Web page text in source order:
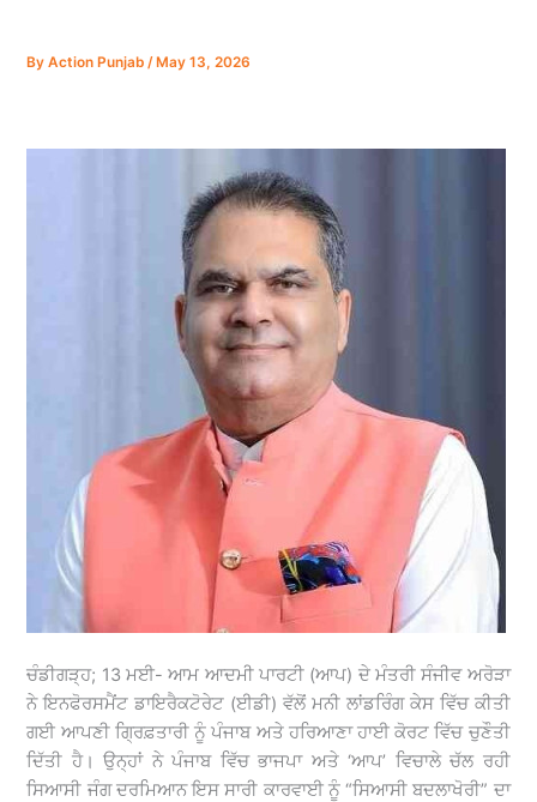
ByAction Punjab/ May 13, 2026
ਚੰਡੀਗੜ੍ਹ; 13 ਮਈ- ਆਮ ਆਦਮੀ ਪਾਰਟੀ (ਆਪ) ਦੇ ਮੰਤਰੀ ਸੰਜੀਵ ਅਰੋੜਾ
ਨੇ ਇਨਫੋਰਸਮੈਂਟ ਡਾਇਰੈਕਟੋਰੇਟ (ਈਡੀ) ਵੱਲੋਂ ਮਨੀ ਲਾਂਡਰਿੰਗ ਕੇਸ ਵਿੱਚ ਕੀਤੀ
ਗਈ ਆਪਣੀ ਗ੍ਰਿਫ਼ਤਾਰੀ ਨੂੰ ਪੰਜਾਬ ਅਤੇ ਹਰਿਆਣਾ ਹਾਈ ਕੋਰਟ ਵਿੱਚ ਚੁਣੌਤੀ
ਦਿੱਤੀ ਹੈ। ਉਨ੍ਹਾਂ ਨੇ ਪੰਜਾਬ ਵਿੱਚ ਭਾਜਪਾ ਅਤੇ ‘ਆਪ’ ਵਿਚਾਲੇ ਚੱਲ ਰਹੀ
ਸਿਆਸੀ ਜੰਗ ਦਰਮਿਆਨ ਇਸ ਸਾਰੀ ਕਾਰਵਾਈ ਨੂੰ “ਸਿਆਸੀ ਬਦਲਾਖੋਰੀ” ਦਾ